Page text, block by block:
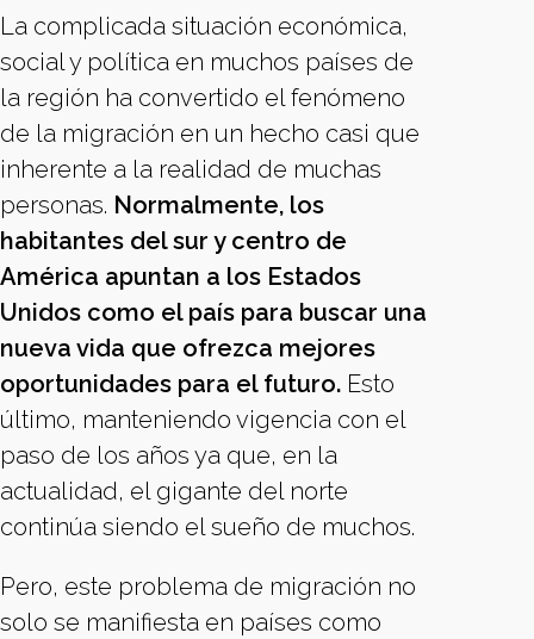
La complicada situación económica,
social y política en muchos países de
la región ha convertido el fenómeno
de la migración en un hecho casi que
inherente a la realidad de muchas
personas. Normalmente, los
habitantes del sur y centro de
América apuntan a los Estados
Unidos como el país para buscar una
nueva vida que ofrezca mejores
oportunidades para el futuro. Esto
último, manteniendo vigencia con el
paso de los años ya que, en la
actualidad, el gigante del norte
continúa siendo el sueño de muchos.
Pero, este problema de migración no
solo se manifiesta en países como